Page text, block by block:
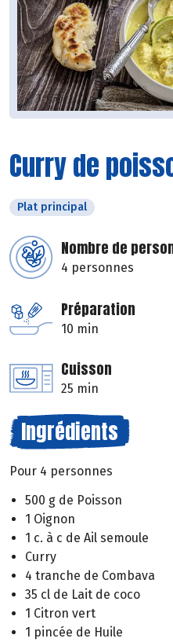
Curry de
Plat principal
Nombre de
4 personnes
Préparation
10 min
Cuisson
25 min
Ingrédients
Pour 4 personnes
500 g de Poisson
1 Oignon
1 c. à c de Ail semoule
Curry
4 tranche de Combava
35 cl de Lait de coco
1 Citron vert
1 pincée de Huile